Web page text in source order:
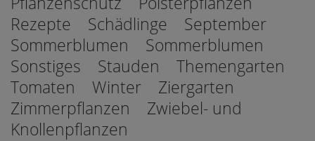
Rezepte
Schädlinge
September
Sommerblumen
Sommerblumen
Sonstiges
Stauden
Themengarten
Tomaten
Winter
Ziergarten
Zimmerpflanzen
Zwiebel- und
Knollenpflanzen